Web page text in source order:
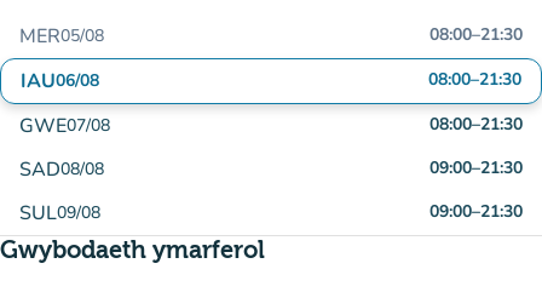
MER05/08 08:00–21:30
IAU06/08 08:00–21:30
GWE07/08 08:00–21:30
SAD08/08 09:00–21:30
SUL09/08 09:00–21:30
Gwybodaeth ymarferol